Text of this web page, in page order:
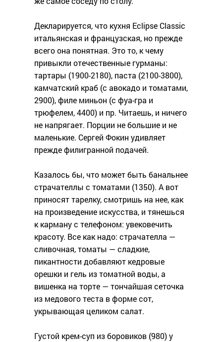
Декларируется, что кухня Eclipse Classic
итальянская и французская, но прежде
всего она понятная. Это то, к чему
привыкли отечественные гурманы:
тартары (1900-2180), паста (2100-3800),
камчатский краб (с авокадо и томатами,
2900), филе миньон (с фуа-гра и
трюфелем, 4400) и пр. Читаешь, и ничего
не напрягает. Порции не большие и не
маленькие. Сергей Фокин удивляет
прежде филигранной подачей.
Казалось бы, что может быть банальнее
страчателлы с томатами (1350). А вот
приносят тарелку, смотришь на нее, как
на произведение искусства, и тянешься
к карману с телефоном: увековечить
красоту. Все как надо: страчателла —
сливочная, томаты — сладкие,
пикантности добавляют кедровые
орешки и гель из томатной воды, а
вишенка на торте — тончайшая сеточка
из медового теста в форме сот,
укрывающая целиком салат.
Густой крем-суп из боровиков (980) у